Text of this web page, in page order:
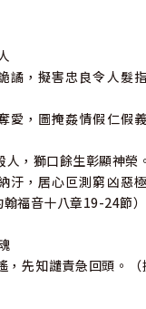
譎，擬害忠良令人髮
愛，圖掩姦情假仁假
，獅口餘生彰顯神榮
汙，居心叵測窮凶惡
福音十八章19-24節）
，先知譴責急回頭。